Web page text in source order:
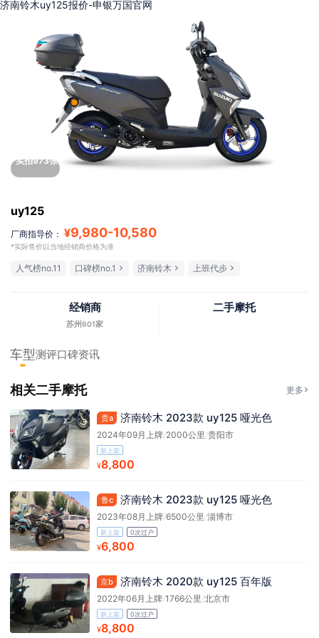
济南铃木uy125报价-申银万国官网
实拍973张
uy125
厂商指导价： ¥9,980-10,580
*实际售价以当地经销商价格为准
人气榜no.11 口碑榜no.1 济南铃木 上班代步
经销商
苏州601家
二手摩托
车型测评口碑资讯
相关二手摩托 更多
贵a 济南铃木 2023款 uy125 哑光色
2024年09月上牌/2000公里 /贵阳市
新上架
¥8,800
鲁c 济南铃木 2023款 uy125 哑光色
2023年08月上牌/6500公里 /淄博市
新上架 0次过户
¥6,800
京b 济南铃木 2020款 uy125 百年版
2022年06月上牌/1766公里 /北京市
新上架 0次过户
¥8,800